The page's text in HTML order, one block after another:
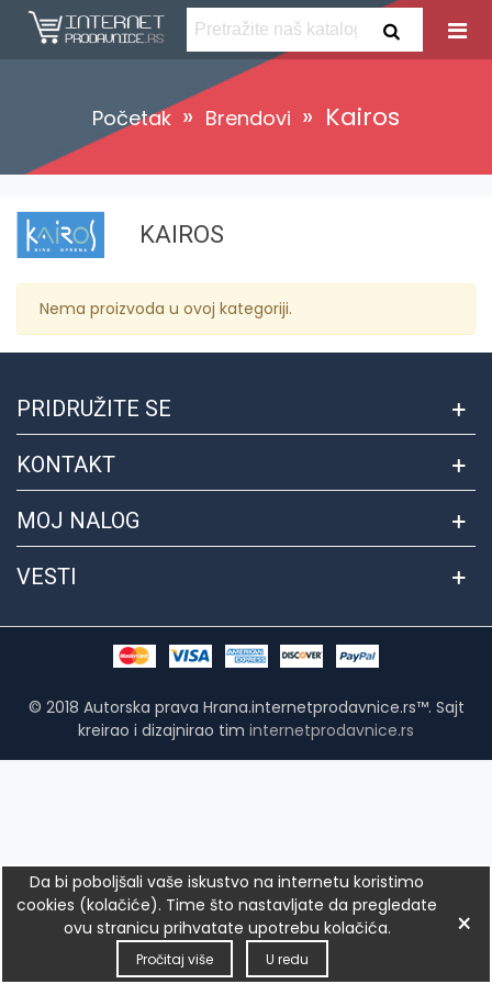
Početak » Brendovi » Kairos
KAIROS
Nema proizvoda u ovoj kategoriji.
PRIDRUŽITE SE
KONTAKT
MOJ NALOG
VESTI
© 2018 Autorska prava Hrana.internetprodavnice.rs™. Sajt
kreirao i dizajnirao tim internetprodavnice.rs
Korpa
0
Postavke QR kod Poređenje
0
Da bi poboljšali vaše iskustvo na internetu koristimo
cookies (kolačiće). Time što nastavljate da pregledate
ovu stranicu prihvatate upotrebu kolačića.
Pročitaj više U redu
×